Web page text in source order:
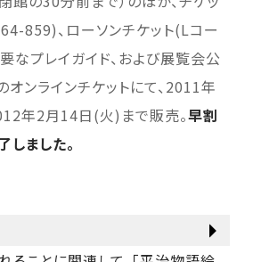
859)、ローソンチケット(Lコー
なプレイガイド、および展覧会公
ンラインチケットにて、2011年
年2月14日(火)まで販売。早割
ました。